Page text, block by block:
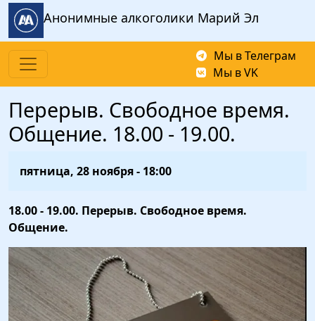
Перейти к основному содержанию
Анонимные алкоголики Марий Эл
Мы в Телеграм
Мы в VK
Перерыв. Свободное время.
Общение. 18.00 - 19.00.
пятница, 28 ноября - 18:00
18.00 - 19.00. Перерыв. Свободное время.
Общение.